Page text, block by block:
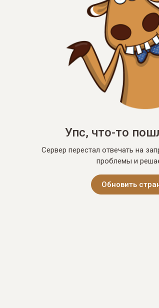
Упс, что-то
Сервер перестал отвечать на
проблемы и
Обновить